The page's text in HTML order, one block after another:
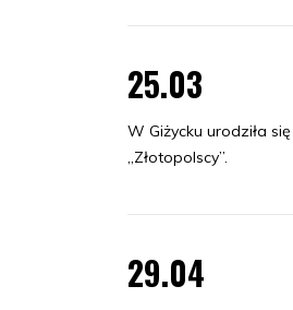
25.03
W Giżycku urodziła
„Złotopolscy”.
29.04